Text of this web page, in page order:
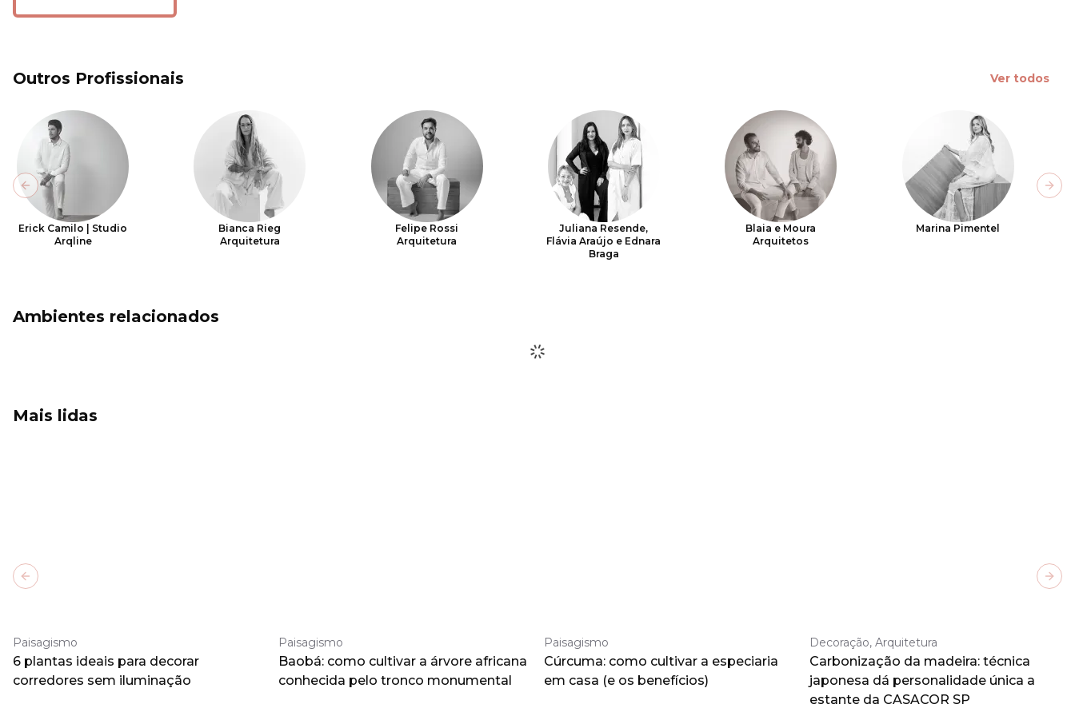
Outros Profissionais Ver todos
Erick Camilo | Studio
Arqline
Bianca Rieg
Arquitetura
Felipe Rossi
Arquitetura
Juliana Resende,
Flávia Araújo e Ednara
Braga
Blaia e Moura
Arquitetos
Marina Pimentel
Previous slide
Ambientes relacionados
Mais lidas
Paisagismo
6 plantas ideais para decorar
corredores sem iluminação
Paisagismo
Baobá: como cultivar a árvore africana
conhecida pelo tronco monumental
Paisagismo
Cúrcuma: como cultivar a especiaria
em casa (e os benefícios)
Decoração, Arquitetura
Carbonização da madeira: técnica
japonesa dá personalidade única a
estante da CASACOR SP
Previous slide